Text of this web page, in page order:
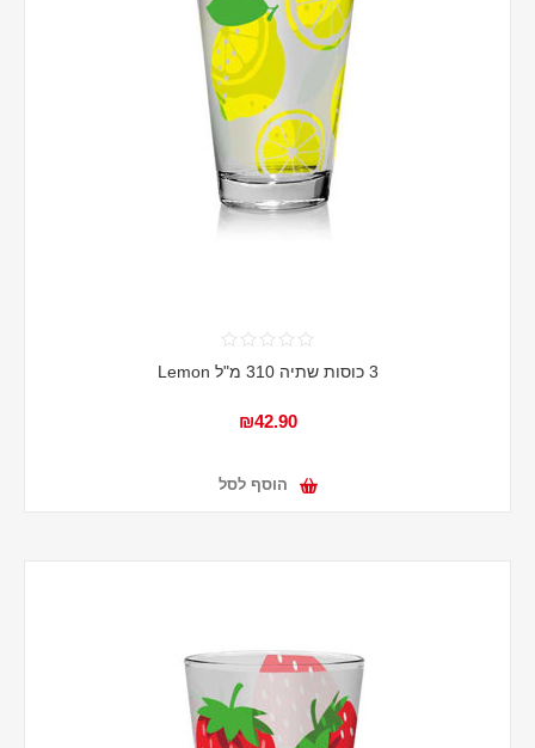
3 כוסות שתיה 310 מ"ל Lemon
₪42.90
הוסף לסל